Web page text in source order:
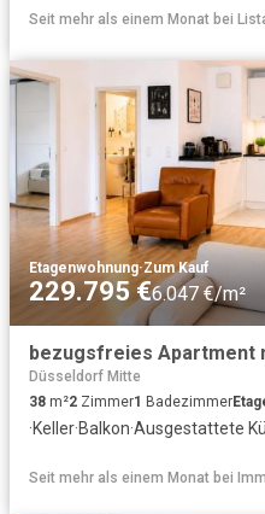
Seit mehr als einem Monat bei
Etagenwohnung·Zum Kauf
229.795 €6.047 €/m²
Düsseldorf Mitte
38 m²2 Zimmer1 Badezimmer
·Keller·Balkon·Ausgestattete
Seit mehr als einem Monat bei